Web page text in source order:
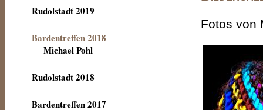
Rudolstadt 2019
Bardentreffen 2018
Michael Pohl
Rudolstadt 2018
Bardentreffen 2017
Fotos von